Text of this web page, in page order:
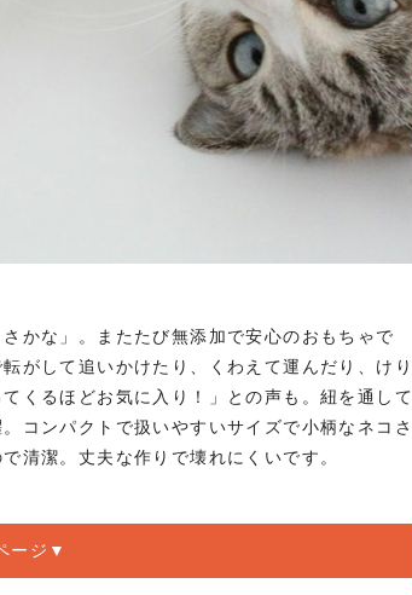
かな」。またたび無添加で安心のおもちゃで
がして追いかけたり、くわえて運んだり、けり
くるほどお気に入り！」との声も。紐を通して
コンパクトで扱いやすいサイズで小柄なネコさ
清潔。丈夫な作りで壊れにくいです。
ージ▼